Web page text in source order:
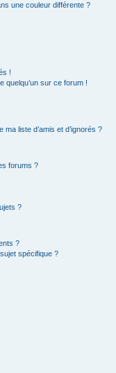
une couleur différente ?
!
quelqu’un sur ce forum !
liste d’amis et d’ignorés ?
forums ?
?
?
spécifique ?